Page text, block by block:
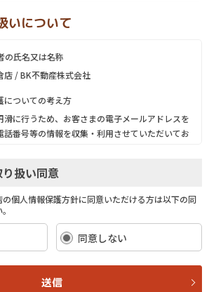
いについて
の氏名又は名称
店 / BK不動産株式会社
についての考え方
滑に行うため、お客さまの電子メールアドレスを
話番号等の情報を収集・利用させていただいてお
の個人情報（以下「お客さま情報」といいま
な責務と認識し、この責務を果たすために、次
れる個人情報の保護に関する法律その他の関係
扱います。また、適宜取扱いの改善に努めま
に関する規程を明確にし、従業者に周知徹底し
しても適切にお客さま情報を取り扱うように要
扱い同意
個人情報保護方針に同意いただける方は以下の同
同意しない
送信